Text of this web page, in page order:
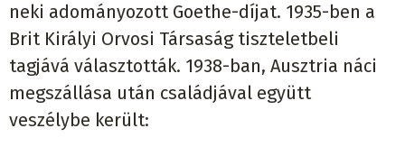
neki adományozott Goethe-díjat. 1935-ben a
Brit Királyi Orvosi Társaság tiszteletbeli
tagjává választották. 1938-ban, Ausztria náci
megszállása után családjával együtt
veszélybe került: